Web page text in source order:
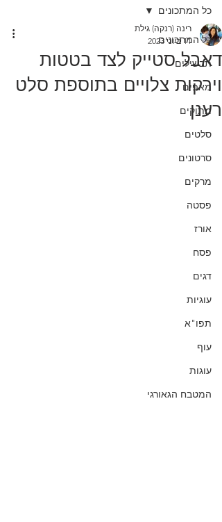
כל המתכונים
תבשילים
מאפים
מתוקים
סלטים
סרטונים
מרקים
פסטה
אורז
פסח
דגים
עוגיות
תפו"א
עוף
עוגות
המטבח הגאורגי
כל המתכונים
דאבל סטייק לצד בטטות
וירקות צלויים בתוספת סלט
רענן
רינה (רנקה) גילת
11 ביוני 2023